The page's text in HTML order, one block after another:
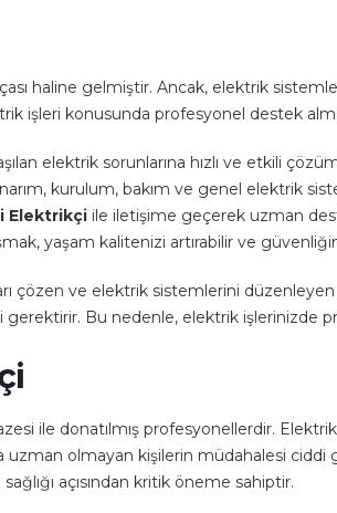
haline gelmiştir. Ancak, elektrik
işleri konusunda profesyonel destek
elektrik sorunlarına hızlı ve etkili
kurulum, bakım ve genel elektrik
Elektrikçi ile iletişime geçerek uzman
yaşam kalitenizi artırabilir ve
çözen ve elektrik sistemlerini
Bu nedenle, elektrik işlerinizde
ile donatılmış profesyonellerdir.
olmayan kişilerin müdahalesi
açısından kritik öneme sahiptir.